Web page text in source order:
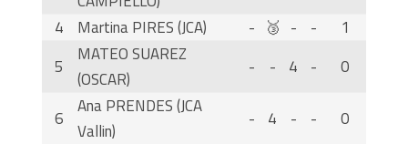
4
Martina PIRES (JCA) - 🥉 - -
1
5
MATEO SUAREZ
(OSCAR)
- - 4 - 0
6
Ana PRENDES (JCA
Vallin)
- 4 - - 0